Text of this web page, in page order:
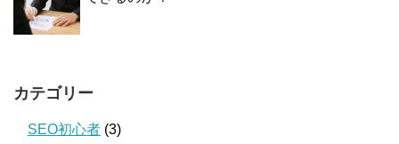
カテゴリー
SEO初心者 (3)